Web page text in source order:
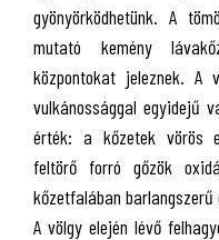
gyönyörködhetünk. A
mutató kemény
központokat jeleznek. A
vulkánossággal egyidejű
érték: a kőzetek vörös
feltörő forró gőzök
kőzetfalában
A völgy elején lévő